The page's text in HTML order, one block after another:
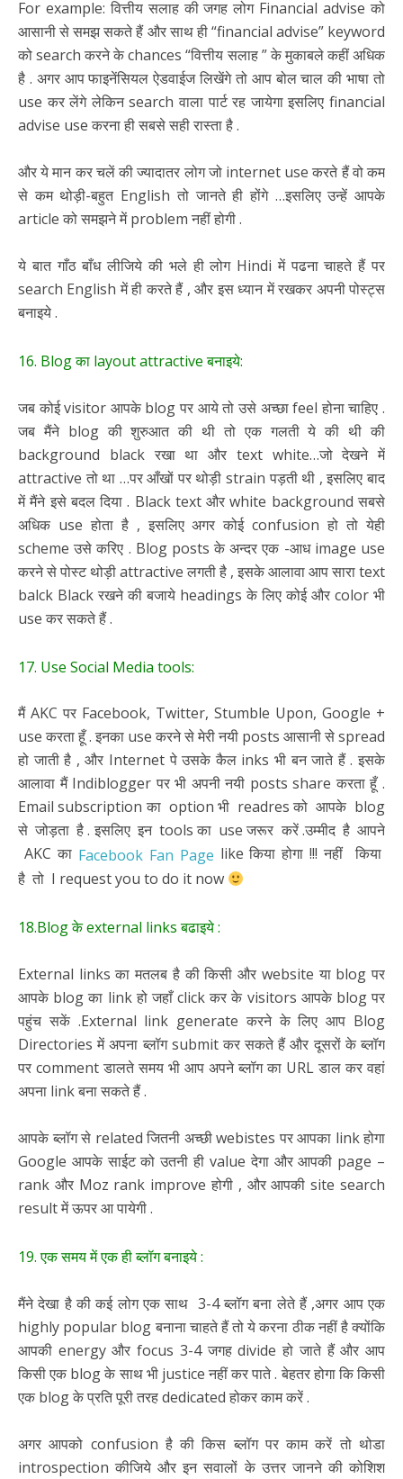
For example: वित्तीय सलाह की जगह लोग Financial advise को
आसानी से समझ सकते हैं और साथ ही “financial advise” keyword
को search करने के chances “वित्तीय सलाह ” के मुकाबले कहीं अधिक
है . अगर आप फाइनेंसियल ऐडवाईज लिखेंगे तो आप बोल चाल की भाषा तो
use कर लेंगे लेकिन search वाला पार्ट रह जायेगा इसलिए financial
advise use करना ही सबसे सही रास्ता है .
और ये मान कर चलें की ज्यादातर लोग जो internet use करते हैं वो कम
से कम थोड़ी-बहुत English तो जानते ही होंगे …इसलिए उन्हें आपके
article को समझने में problem नहीं होगी .
ये बात गाँठ बाँध लीजिये की भले ही लोग Hindi में पढना चाहते हैं पर
search English में ही करते हैं , और इस ध्यान में रखकर अपनी पोस्ट्स
बनाइये .
16. Blog का layout attractive बनाइये:
जब कोई visitor आपके blog पर आये तो उसे अच्छा feel होना चाहिए .
जब मैंने blog की शुरुआत की थी तो एक गलती ये की थी की
background black रखा था और text white…जो देखने में
attractive तो था …पर आँखों पर थोड़ी strain पड़ती थी , इसलिए बाद
में मैंने इसे बदल दिया . Black text और white background सबसे
अधिक use होता है , इसलिए अगर कोई confusion हो तो येही
scheme उसे करिए . Blog posts के अन्दर एक -आध image use
करने से पोस्ट थोड़ी attractive लगती है , इसके आलावा आप सारा text
balck Black रखने की बजाये headings के लिए कोई और color भी
use कर सकते हैं .
17. Use Social Media tools:
मैं AKC पर Facebook, Twitter, Stumble Upon, Google +
use करता हूँ . इनका use करने से मेरी नयी posts आसानी से spread
हो जाती है , और Internet पे उसके कैल inks भी बन जाते हैं . इसके
आलावा मैं Indiblogger पर भी अपनी नयी posts share करता हूँ .
Email subscription का option भी readres को आपके blog
से जोड़ता है . इसलिए इन tools का use जरूर करें .उम्मीद है आपने
AKC का Facebook Fan Page like किया होगा !!! नहीं किया
है तो I request you to do it now
18.Blog के external links बढाइये :
External links का मतलब है की किसी और website या blog पर
आपके blog का link हो जहाँ click कर के visitors आपके blog पर
पहुंच सकें .External link generate करने के लिए आप Blog
Directories में अपना ब्लॉग submit कर सकते हैं और दूसरों के ब्लॉग
पर comment डालते समय भी आप अपने ब्लॉग का URL डाल कर वहां
अपना link बना सकते हैं .
आपके ब्लॉग से related जितनी अच्छी webistes पर आपका link होगा
Google आपके साईट को उतनी ही value देगा और आपकी page –
rank और Moz rank improve होगी , और आपकी site search
result में ऊपर आ पायेगी .
19. एक समय में एक ही ब्लॉग बनाइये :
मैंने देखा है की कई लोग एक साथ 3-4 ब्लॉग बना लेते हैं ,अगर आप एक
highly popular blog बनाना चाहते हैं तो ये करना ठीक नहीं है क्योंकि
आपकी energy और focus 3-4 जगह divide हो जाते हैं और आप
किसी एक blog के साथ भी justice नहीं कर पाते . बेहतर होगा कि किसी
एक blog के प्रति पूरी तरह dedicated होकर काम करें .
अगर आपको confusion है की किस ब्लॉग पर काम करें तो थोडा
introspection कीजिये और इन सवालों के उत्तर जानने की कोशिश